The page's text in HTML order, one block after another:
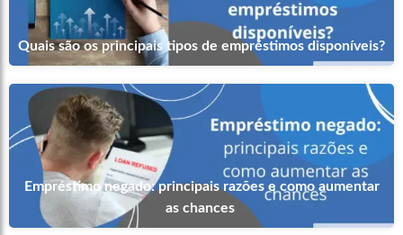
Quais são os principais tipos de empréstimos disponíveis?
Empréstimo negado: principais razões e como aumentar
as chances